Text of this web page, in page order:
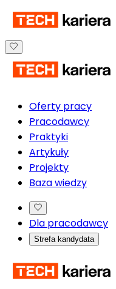
Oferty pracy
Pracodawcy
Praktyki
Artykuły
Projekty
Baza wiedzy
Dla pracodawcy
Strefa kandydata